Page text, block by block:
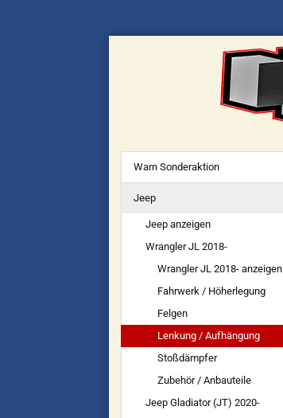
Warn Sonderaktion
Jeep
Jeep anzeigen
Wrangler JL 2018-
Wrangler JL 2018- anzeigen
Fahrwerk / Höherlegung
Felgen
Lenkung / Aufhängung
Stoßdämpfer
Zubehör / Anbauteile
Jeep Gladiator (JT) 2020-